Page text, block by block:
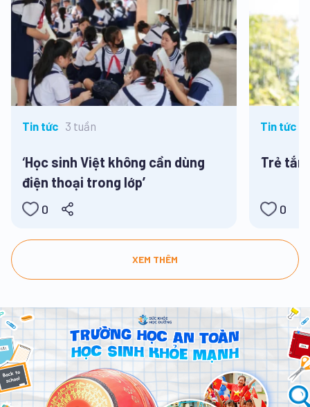
Tin tức 3 tuần
‘Học sinh Việt không cần dùng
điện thoại trong lớp’
0
Tin tức
Trẻ
0
XEM THÊM